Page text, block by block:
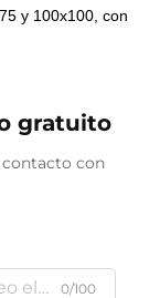
y 100x100, con
gratuito
contacto con
0/100